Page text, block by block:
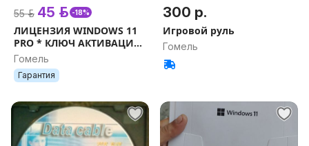
55 р. 45 р. -18%
ЛИЦЕНЗИЯ WINDOWS 11
PRO * КЛЮЧ АКТИВАЦИИ
* ГАРАНТИЯ 30 ДНЕЙ
Гомель
Гарантия
300 р.
Игровой руль
Гомель